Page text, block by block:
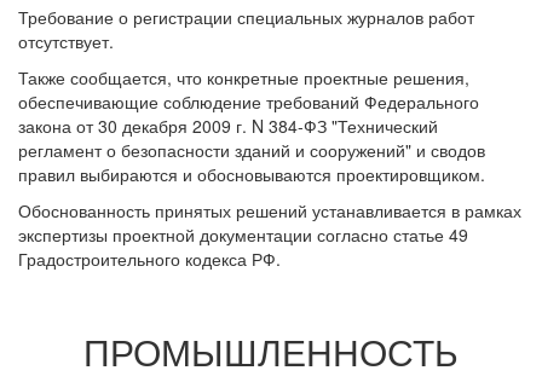
Требование о регистрации специальных журналов работ
отсутствует.
Также сообщается, что конкретные проектные решения,
обеспечивающие соблюдение требований Федерального
закона от 30 декабря 2009 г. N 384-ФЗ "Технический
регламент о безопасности зданий и сооружений" и сводов
правил выбираются и обосновываются проектировщиком.
Обоснованность принятых решений устанавливается в рамках
экспертизы проектной документации согласно статье 49
Градостроительного кодекса РФ.
ПРОМЫШЛЕННОСТЬ